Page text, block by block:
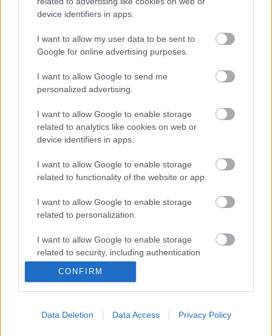
device identifiers in apps.
I want to allow my user data to be sent to
Google for online advertising purposes.
I want to allow Google to send me
personalized advertising.
I want to allow Google to enable storage
related to analytics like cookies on web or
device identifiers in apps.
I want to allow Google to enable storage
related to functionality of the website or app.
I want to allow Google to enable storage
related to personalization.
I want to allow Google to enable storage
related to security, including authentication
functionality and fraud prevention, and other
CONFIRM
Data Deletion Data Access Privacy Policy
friedkin-sorozat
#164 - Gladiátor II, Anora, Kix, Eretnek, A
leleményes Hugo
#202 – Odüsszeia, Iphigenia, The Return
Bill – A teljes véres történet, Szőkék
előnyben
Kistotál: Filmreform és unortodox
vetítésélmények